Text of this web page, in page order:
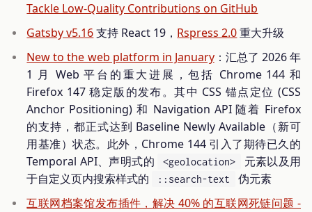
Tackle Low-Quality Contributions on GitHub
Gatsby v5.16支持 React 19， Rspress 2.0重大升级
New to the web platform in January：汇总了 2026 年
1 月 Web 平台的重大进展，包括 Chrome 144 和
Firefox 147 稳定版的发布。其中 CSS 锚点定位 (CSS
Anchor Positioning) 和 Navigation API 随着 Firefox
的支持，都正式达到 Baseline Newly Available（新可
用基准）状态。此外，Chrome 144 引入了期待已久的
Temporal API、声明式的
<geolocation>
元素以及用
于自定义页内搜索样式的
::search-text
伪元素
互联网档案馆发布插件，解决 40% 的互联网死链问题 -